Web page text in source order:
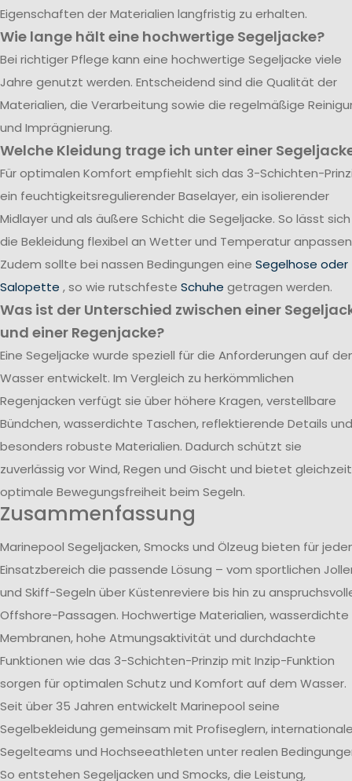
Eigenschaften der Materialien langfristig zu erhalten.
Wie lange hält eine hochwertige Segeljacke?
Bei richtiger Pflege kann eine hochwertige Segeljacke viele
Jahre genutzt werden. Entscheidend sind die Qualität der
Materialien, die Verarbeitung sowie die regelmäßige
und Imprägnierung.
Welche Kleidung trage ich unter einer
Für optimalen Komfort empfiehlt sich das 3-Schichten-
ein feuchtigkeitsregulierender Baselayer, ein isolierender
Midlayer und als äußere Schicht die Segeljacke. So lässt sich
die Bekleidung flexibel an Wetter und Temperatur
Zudem sollte bei nassen Bedingungen eine Segelhose oder
Salopette , so wie rutschfeste Schuhe getragen werden.
Was ist der Unterschied zwischen einer
und einer Regenjacke?
Eine Segeljacke wurde speziell für die Anforderungen auf
Wasser entwickelt. Im Vergleich zu herkömmlichen
Regenjacken verfügt sie über höhere Kragen, verstellbare
Bündchen, wasserdichte Taschen, reflektierende Details und
besonders robuste Materialien. Dadurch schützt sie
zuverlässig vor Wind, Regen und Gischt und bietet
optimale Bewegungsfreiheit beim Segeln.
Zusammenfassung
Marinepool Segeljacken, Smocks und Ölzeug bieten für
Einsatzbereich die passende Lösung – vom sportlichen
und Skiff-Segeln über Küstenreviere bis hin zu
Offshore-Passagen. Hochwertige Materialien, wasserdichte
Membranen, hohe Atmungsaktivität und durchdachte
Funktionen wie das 3-Schichten-Prinzip mit Inzip-Funktion
sorgen für optimalen Schutz und Komfort auf dem Wasser.
Seit über 35 Jahren entwickelt Marinepool seine
Segelbekleidung gemeinsam mit Profiseglern,
Segelteams und Hochseeathleten unter realen
So entstehen Segeljacken und Smocks, die Leistung,